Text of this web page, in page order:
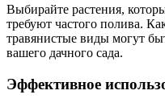
Выбирайте растения,
требуют частого полива.
травянистые виды могут
вашего дачного сада.
Эффективное